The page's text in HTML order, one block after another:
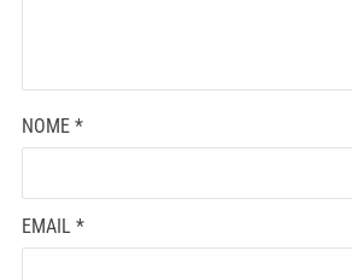
NOME *
EMAIL *